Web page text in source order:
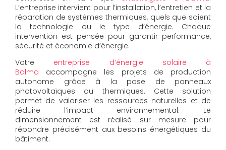
L’entreprise intervient pour l’installation, l’entretien et la
réparation de systèmes thermiques, quels que soient
la technologie ou le type d’énergie. Chaque
intervention est pensée pour garantir performance,
sécurité et économie d’énergie.
Votre entreprise d’énergie solaire à
Balma accompagne les projets de production
autonome grâce à la pose de panneaux
photovoltaïques ou thermiques. Cette solution
permet de valoriser les ressources naturelles et de
réduire l’impact environnemental. Le
dimensionnement est réalisé sur mesure pour
répondre précisément aux besoins énergétiques du
bâtiment.